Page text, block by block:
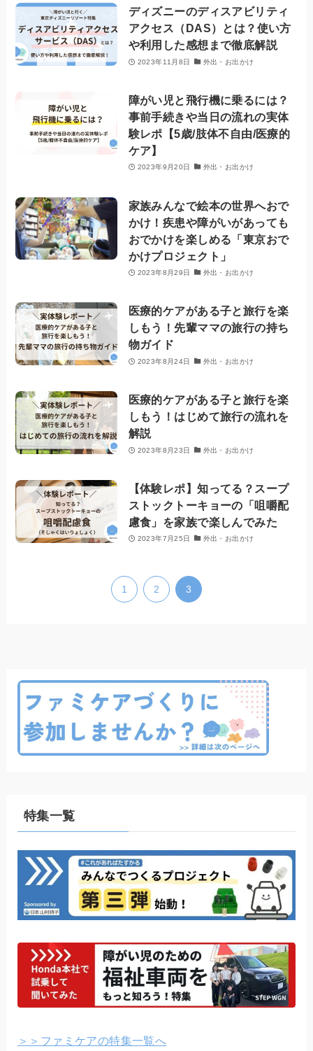
ディズニーのディスアビリティ
アクセス（DAS）とは？使い方
や利用した感想まで徹底解説
2023年11月8日 外出・お出かけ
障がい児と飛行機に乗るには？
事前手続きや当日の流れの実体
験レポ【5歳/肢体不自由/医療的
ケア】
2023年9月20日 外出・お出かけ
家族みんなで絵本の世界へおで
かけ！疾患や障がいがあっても
おでかけを楽しめる「東京おで
かけプロジェクト」
2023年8月29日 外出・お出かけ
医療的ケアがある子と旅行を楽
しもう！先輩ママの旅行の持ち
物ガイド
2023年8月24日 外出・お出かけ
医療的ケアがある子と旅行を楽
しもう！はじめて旅行の流れを
解説
2023年8月23日 外出・お出かけ
【体験レポ】知ってる？スープ
ストックトーキョーの「咀嚼配
慮食」を家族で楽しんでみた
2023年7月25日 外出・お出かけ
1 2 3
特集一覧
＞＞ファミケアの特集一覧へ